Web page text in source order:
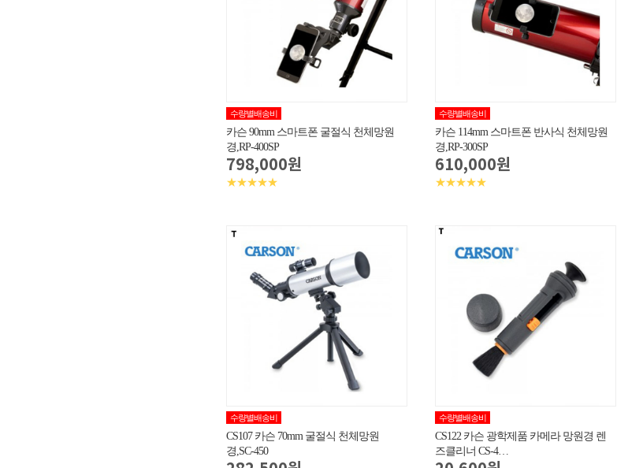
수량별배송비
카슨 90mm 스마트폰 굴절식 천체망원
경,RP-400SP
798,000원
★★★★★
수량별배송비
카슨 114mm 스마트폰 반사식 천체망원
경,RP-300SP
610,000원
★★★★★
수량별배송비
CS107 카슨 70mm 굴절식 천체망원
경,SC-450
수량별배송비
CS122 카슨 광학제품 카메라 망원경 렌
즈클리너 CS-4…